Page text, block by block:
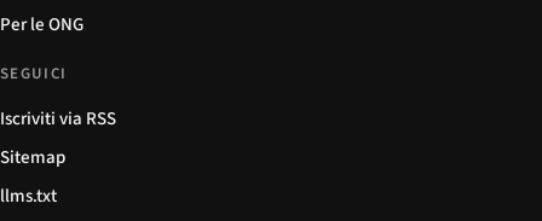
Per le ONG
SEGUICI
Iscriviti via RSS
Sitemap
llms.txt